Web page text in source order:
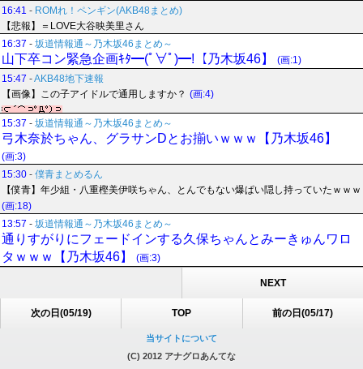
16:41 - ROMれ！ペンギン(AKB48まとめ)
【悲報】＝LOVE大谷映美里さん
16:37 - 坂道情報通～乃木坂46まとめ～
山下卒コン緊急企画ｷﾀ━(ﾟ∀ﾟ)━!【乃木坂46】
(画:1)
15:47 -AKB48地下速報
【画像】この子アイドルで通用しますか？ (画:4)
15:37 - 坂道情報通～乃木坂46まとめ～
弓木奈於ちゃん、グラサンDとお揃いｗｗｗ【乃木坂46】
(画:3)
15:30 - 僕青まとめるん
【僕青】年少組・八重樫美伊咲ちゃん、とんでもない爆ぱい隠し持っていたｗｗｗ
(画:18)
13:57 - 坂道情報通～乃木坂46まとめ～
通りすがりにフェードインする久保ちゃんとみーきゅんワロ
タｗｗｗ【乃木坂46】
(画:3)
NEXT
次の日(05/19) TOP 前の日(05/17)
当サイトについて
(C) 2012 アナグロあんてな